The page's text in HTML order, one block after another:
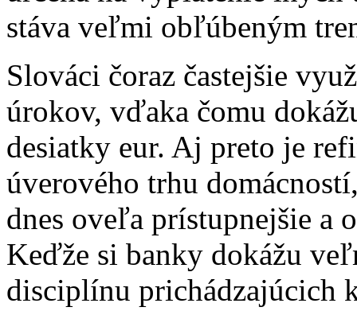
stáva veľmi obľúbeným
Slováci čoraz častejšie
úrokov, vďaka čomu
desiatky eur. Aj preto je
úverového trhu
dnes oveľa prístupnejšie a
Keďže si banky dokážu
disciplínu prichádzajúcich